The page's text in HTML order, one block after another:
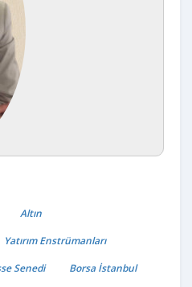
Altın
Yatırım Enstrümanları
Senedi
Borsa İstanbul